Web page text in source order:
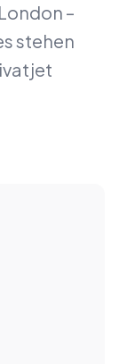
–
stehen